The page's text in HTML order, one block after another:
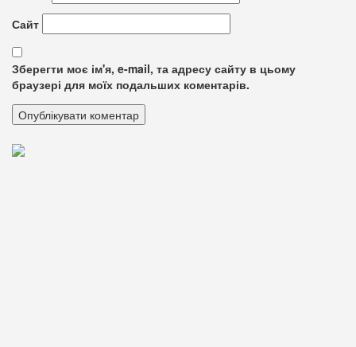
Сайт
Зберегти моє ім'я, e-mail, та адресу сайту в цьому
браузері для моїх подальших коментарів.